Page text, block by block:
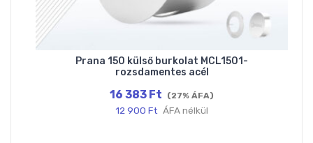
Prana 150 külső burkolat MCL1501-
rozsdamentes acél
16 383 Ft (27% ÁFA)
12 900 Ft ÁFA nélkül